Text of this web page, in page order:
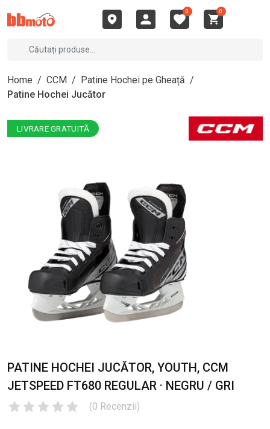
0 0
Home / CCM / Patine Hochei pe Gheață /
Patine Hochei Jucător
LIVRARE GRATUITĂ
PATINE HOCHEI JUCĂTOR, YOUTH, CCM
JETSPEED FT680 REGULAR · NEGRU / GRI
(0 Recenzii)